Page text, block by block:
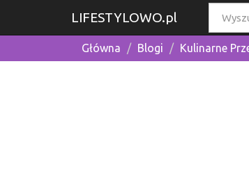
LIFESTYLOWO.pl
Główna Blogi Kulinarne